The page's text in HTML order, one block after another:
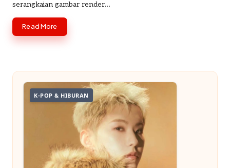
serangkaian gambar render…
Read More
K-POP & HIBURAN